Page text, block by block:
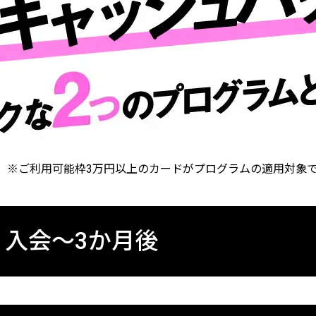
※ご利用可能枠3万円以上のカードがプログラムの適用対象
会〜3か月後